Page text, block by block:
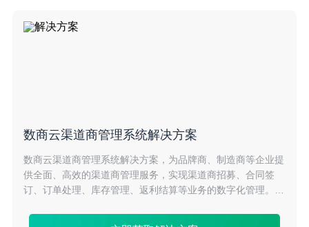
数商云渠道商管理系统解决方案
数商云渠道商管理系统解决方案，为品牌商、制造商等企业提
供全面、高效的渠道商管理服务，实现渠道商招募、合同签
订、订单处理、库存管理、返利结算等业务的数字化管理。提